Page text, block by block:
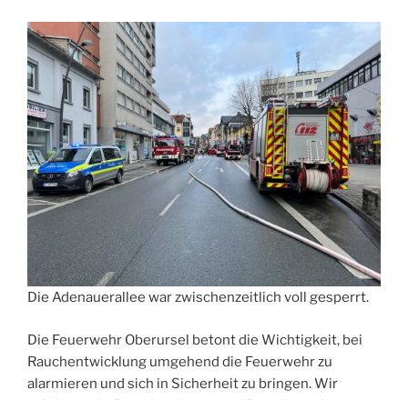
Die Adenauerallee war zwischenzeitlich voll gesperrt.
Die Feuerwehr Oberursel betont die Wichtigkeit, bei
Rauchentwicklung umgehend die Feuerwehr zu
alarmieren und sich in Sicherheit zu bringen. Wir